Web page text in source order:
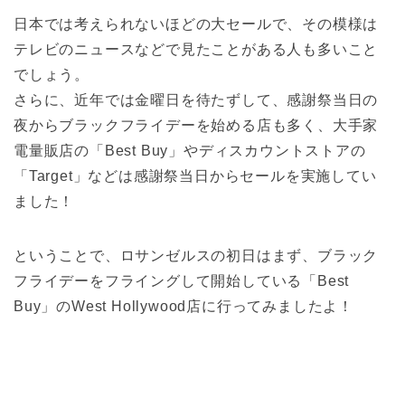
日本では考えられないほどの大セールで、その模様は
テレビのニュースなどで見たことがある人も多いこと
でしょう。
さらに、近年では金曜日を待たずして、感謝祭当日の
夜からブラックフライデーを始める店も多く、大手家
電量販店の「Best Buy」やディスカウントストアの
「Target」などは感謝祭当日からセールを実施してい
ました！
ということで、ロサンゼルスの初日はまず、ブラック
フライデーをフライングして開始している「Best
Buy」のWest Hollywood店に行ってみましたよ！